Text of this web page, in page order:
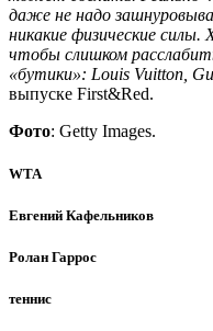
даже не надо
никакие физические
чтобы слишком
«бутики»: Louis Vuitton,
выпуске First&Red.
Фото: Getty Images.
WTA
Евгений Кафельников
Ролан Гаррос
теннис